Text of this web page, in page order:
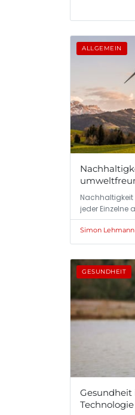
ALLGEMEIN
jeder Einzelne
Simon Lehmann
GESUNDHEIT